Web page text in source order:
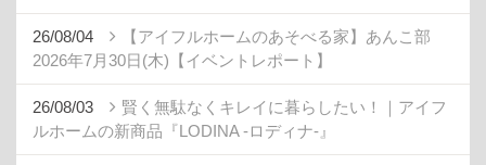
26/08/04
【アイフルホームのあそべる家】あんこ部
2026年7月30日(木)【イベントレポート】
26/08/03
賢く無駄なくキレイに暮らしたい！｜アイフ
ルホームの新商品『LODINA -ロディナ-』